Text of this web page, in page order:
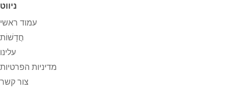
ניווט
עמוד ראשי
חֲדָשׁוֹת
עלינו
מדיניות הפרטיות
צור קשר